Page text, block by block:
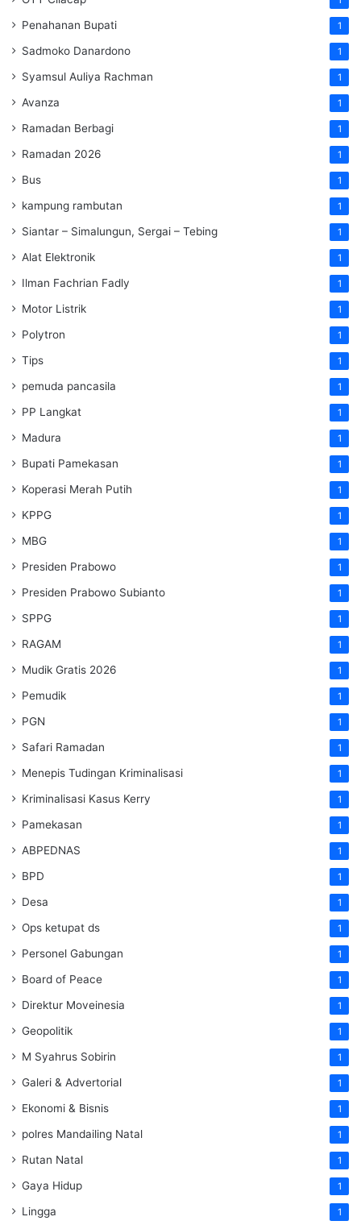
Penahanan Bupati 1
Sadmoko Danardono 1
Syamsul Auliya Rachman 1
Avanza 1
Ramadan Berbagi 1
Ramadan 2026 1
Bus 1
kampung rambutan 1
Siantar – Simalungun, Sergai – Tebing 1
Alat Elektronik 1
Ilman Fachrian Fadly 1
Motor Listrik 1
Polytron 1
Tips 1
pemuda pancasila 1
PP Langkat 1
Madura 1
Bupati Pamekasan 1
Koperasi Merah Putih 1
KPPG 1
MBG 1
Presiden Prabowo 1
Presiden Prabowo Subianto 1
SPPG 1
RAGAM 1
Mudik Gratis 2026 1
Pemudik 1
PGN 1
Safari Ramadan 1
Menepis Tudingan Kriminalisasi 1
Kriminalisasi Kasus Kerry 1
Pamekasan 1
ABPEDNAS 1
BPD 1
Desa 1
Ops ketupat ds 1
Personel Gabungan 1
Board of Peace 1
Direktur Moveinesia 1
Geopolitik 1
M Syahrus Sobirin 1
Galeri & Advertorial 1
Ekonomi & Bisnis 1
polres Mandailing Natal 1
Rutan Natal 1
Gaya Hidup 1
Lingga 1